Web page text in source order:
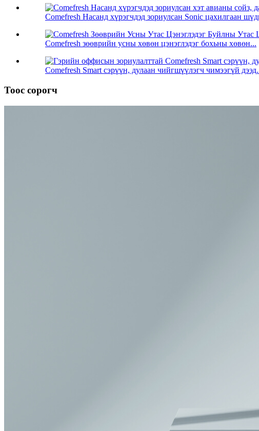
Comefresh Насанд хүрэгчдэд зориулсан Sonic цахилгаан
Comefresh зөөврийн усны хөвөн цэнэглэдэг бохьны хөвөн...
Comefresh Smart сэрүүн, дулаан чийгшүүлэгч чимээгүй
Тоос сорогч